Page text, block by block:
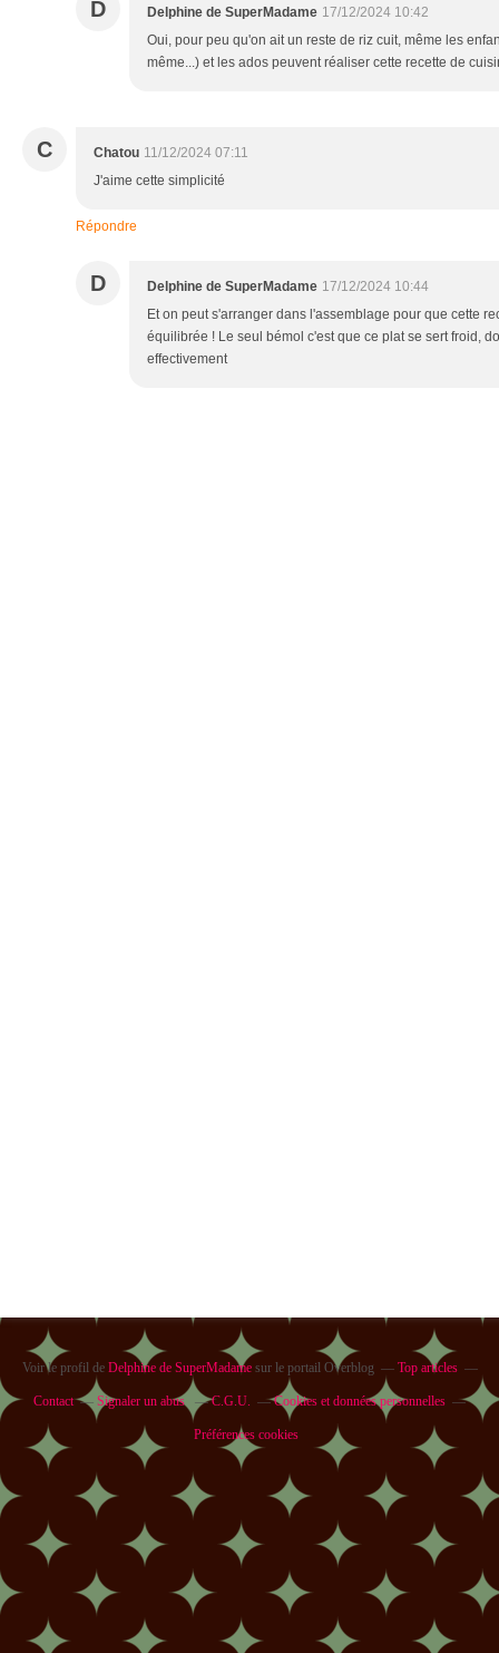
D Delphine de SuperMadame 17/12/2024 10:42
Oui, pour peu qu'on ait un reste de riz cuit, même les
même...) et les ados peuvent réaliser cette recette de
C Chatou 11/12/2024 07:11
J'aime cette simplicité
Répondre
D Delphine de SuperMadame 17/12/2024 10:44
Et on peut s'arranger dans l'assemblage pour que cette
équilibrée ! Le seul bémol c'est que ce plat se sert froid,
effectivement
Voir le profil de Delphine de SuperMadamesur le portail Overblog Top articles
Contact Signaler un abus C.G.U. Cookies et données personnelles
Préférences cookies